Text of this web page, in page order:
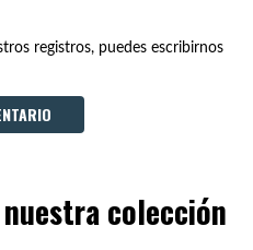
registros, puedes escribirnos
colección